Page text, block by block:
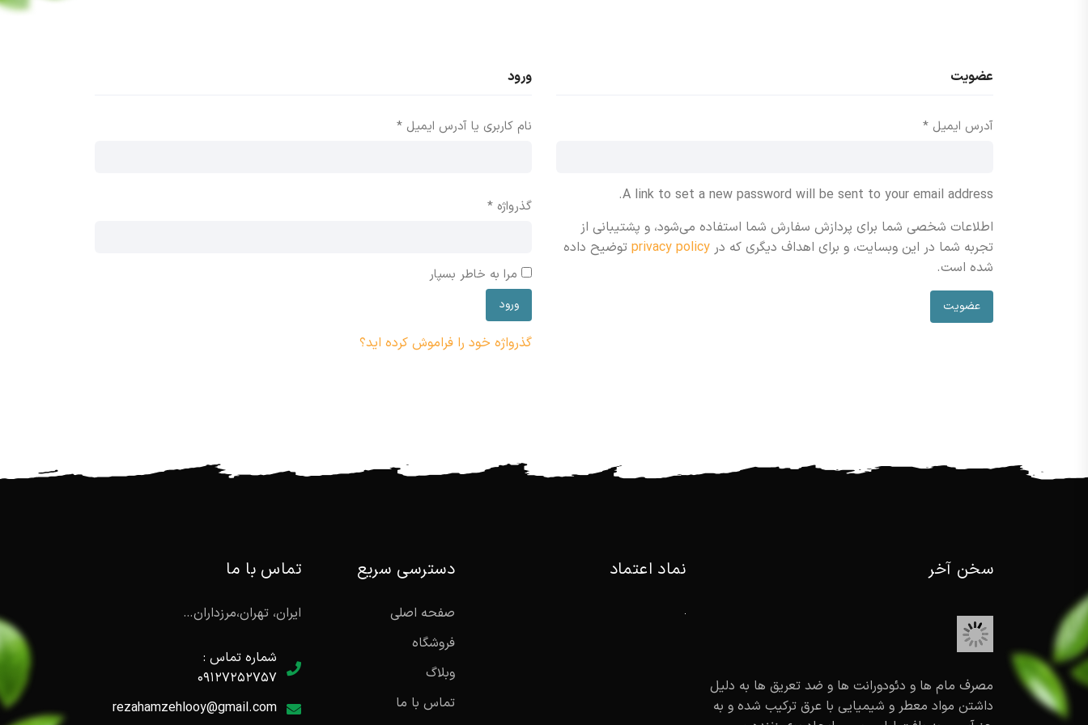
ورود
نام کاربری یا آدرس ایمیل *الزامی
گذرواژه *الزامی
مرا به خاطر بسپار
ورود
گذرواژه خود را فراموش کرده اید؟
عضویت
آدرس ایمیل *الزامی
A link to set a new password will be sent to your email address.
اطلاعات شخصی شما برای پردازش سفارش شما استفاده می‌شود، و پشتیبانی از
تجربه شما در این وبسایت، و برای اهداف دیگری که در privacy policy توضیح داده
شده است.
عضویت
سخن آخر
مصرف مام ها و دئودورانت ها و ضد تعریق ها به دلیل
داشتن مواد معطر و شیمیایی با عرق ترکیب شده و به
نماد اعتماد دسترسی سریع
صفحه اصلی
فروشگاه
وبلاگ
تماس با ما
تماس با ما
ایران، تهران،مرزداران…
شماره تماس :
۰۹۱۲۷۲۵۲۷۵۷
rezahamzehlooy@gmail.com